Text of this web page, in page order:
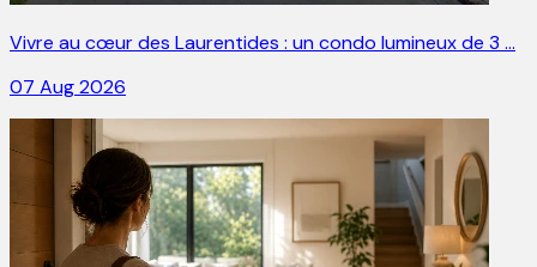
Vivre au cœur des Laurentides : un condo lumineux de 3 …
07 Aug 2026